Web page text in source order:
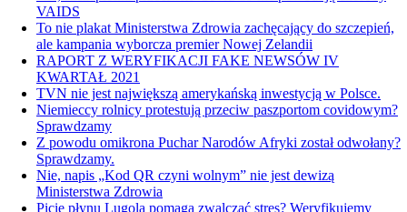
VAIDS
To nie plakat Ministerstwa Zdrowia zachęcający do szczepień,
ale kampania wyborcza premier Nowej Zelandii
RAPORT Z WERYFIKACJI FAKE NEWSÓW IV
KWARTAŁ 2021
TVN nie jest największą amerykańską inwestycją w Polsce.
Niemieccy rolnicy protestują przeciw paszportom covidowym?
Sprawdzamy
Z powodu omikrona Puchar Narodów Afryki został odwołany?
Sprawdzamy.
Nie, napis „Kod QR czyni wolnym” nie jest dewizą
Ministerstwa Zdrowia
Picie płynu Lugola pomaga zwalczać stres? Weryfikujemy